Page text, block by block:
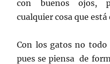
con buenos ojos,
cualquier cosa que está
Con los gatos no
pues se piensa de